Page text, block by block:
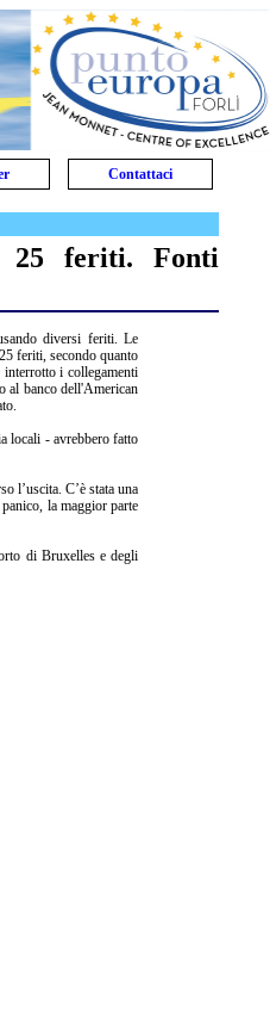
Contattaci
25 feriti. Fonti
diversi feriti. Le
feriti, secondo quanto
interrotto i collegamenti
al banco dell'American
locali - avrebbero fatto
l’uscita. C’è stata una
la maggior parte
di Bruxelles e degli